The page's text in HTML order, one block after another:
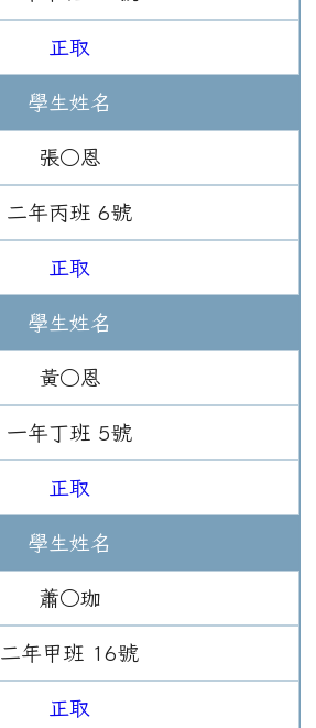
正取
學生姓名
張○恩
二年丙班 6號
正取
學生姓名
黃○恩
一年丁班 5號
正取
學生姓名
蕭○珈
二年 甲班 16號
正取